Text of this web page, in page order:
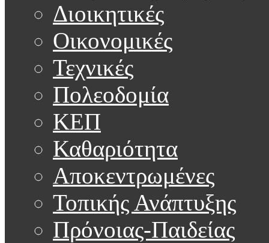
Διοικητικές
Οικονομικές
Τεχνικές
Πολεοδομία
ΚΕΠ
Καθαριότητα
Αποκεντρωμένες
Τοπικής Ανάπτυξης
Πρόνοιας-Παιδείας